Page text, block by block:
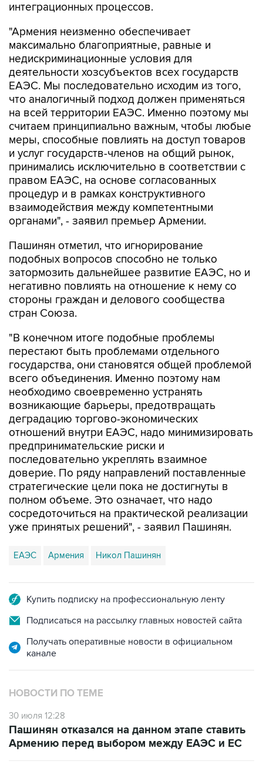
интеграционных процессов.
"Армения неизменно обеспечивает
максимально благоприятные, равные и
недискриминационные условия для
деятельности хозсубъектов всех государств
ЕАЭС. Мы последовательно исходим из того,
что аналогичный подход должен применяться
на всей территории ЕАЭС. Именно поэтому мы
считаем принципиально важным, чтобы любые
меры, способные повлиять на доступ товаров
и услуг государств-членов на общий рынок,
принимались исключительно в соответствии с
правом ЕАЭС, на основе согласованных
процедур и в рамках конструктивного
взаимодействия между компетентными
органами", - заявил премьер Армении.
Пашинян отметил, что игнорирование
подобных вопросов способно не только
затормозить дальнейшее развитие ЕАЭС, но и
негативно повлиять на отношение к нему со
стороны граждан и делового сообщества
стран Союза.
"В конечном итоге подобные проблемы
перестают быть проблемами отдельного
государства, они становятся общей проблемой
всего объединения. Именно поэтому нам
необходимо своевременно устранять
возникающие барьеры, предотвращать
деградацию торгово-экономических
отношений внутри ЕАЭС, надо минимизировать
предпринимательские риски и
последовательно укреплять взаимное
доверие. По ряду направлений поставленные
стратегические цели пока не достигнуты в
полном объеме. Это означает, что надо
сосредоточиться на практической реализации
уже принятых решений", - заявил Пашинян.
ЕАЭС Армения Никол Пашинян
Купить подписку на профессиональную ленту
Подписаться на рассылку главных новостей сайта
Получать оперативные новости в официальном
канале
НОВОСТИ ПО ТЕМЕ
30 июля 12:28
Пашинян отказался на данном этапе ставить
Армению перед выбором между ЕАЭС и ЕС